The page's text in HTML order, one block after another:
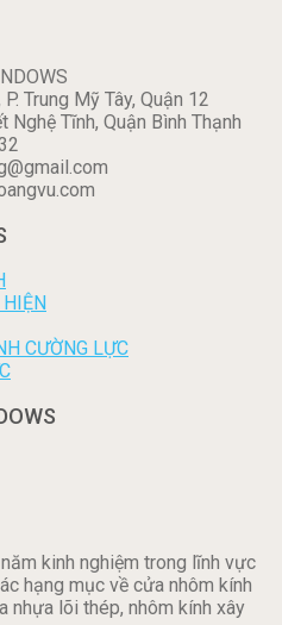
Trung Mỹ Tây, Quận 12
Tĩnh, Quận Bình Thạnh
CƯỜNG LỰC
kinh nghiệm trong lĩnh vực
hạng mục về cửa nhôm kính
nhựa lõi thép, nhôm kính xây